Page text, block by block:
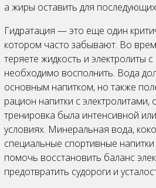
а жиры оставить для
Гидратация — это еще один
котором часто забывают. Во
теряете жидкость и электролиты
необходимо восполнить. Вода
основным напитком, но также
рацион напитки с электролитами,
тренировка была интенсивной
условиях. Минеральная вода,
специальные спортивные
помочь восстановить баланс
предотвратить судороги и